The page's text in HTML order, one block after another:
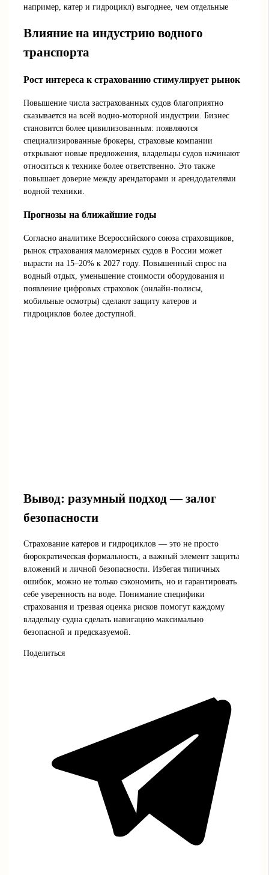
например, катер и гидроцикл) выгоднее, чем отдельные
Влияние на индустрию водного
транспорта
Рост интереса к страхованию стимулирует рынок
Повышение числа застрахованных судов благоприятно
сказывается на всей водно-моторной индустрии. Бизнес
становится более цивилизованным: появляются
специализированные брокеры, страховые компании
открывают новые предложения, владельцы судов начинают
относиться к технике более ответственно. Это также
повышает доверие между арендаторами и арендодателями
водной техники.
Прогнозы на ближайшие годы
Согласно аналитике Всероссийского союза страховщиков,
рынок страхования маломерных судов в России может
вырасти на 15–20% к 2027 году. Повышенный спрос на
водный отдых, уменьшение стоимости оборудования и
появление цифровых страховок (онлайн-полисы,
мобильные осмотры) сделают защиту катеров и
гидроциклов более доступной.
Вывод: разумный подход — залог
безопасности
Страхование катеров и гидроциклов — это не просто
бюрократическая формальность, а важный элемент защиты
вложений и личной безопасности. Избегая типичных
ошибок, можно не только сэкономить, но и гарантировать
себе уверенность на воде. Понимание специфики
страхования и трезвая оценка рисков помогут каждому
владельцу судна сделать навигацию максимально
безопасной и предсказуемой.
Поделиться